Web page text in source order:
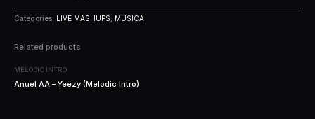
Categories: LIVE MASHUPS, MUSICA
Related products
MELODIC INTRO
Anuel AA – Yeezy (Melodic Intro)